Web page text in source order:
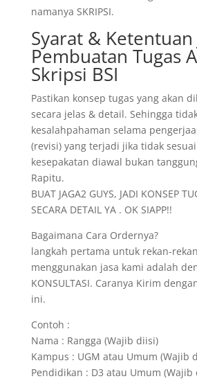
namanya SKRIPSI.
Syarat & Ketentuan
Pembuatan Tugas
Skripsi BSI
Pastikan konsep tugas yang akan
secara jelas & detail. Sehingga
kesalahpahaman selama
(revisi) yang terjadi jika tidak
kesepakatan diawal bukan
Rapitu.
BUAT JAGA2 GUYS, JADI KONSEP
SECARA DETAIL YA . OK SIAPP!!
Bagaimana Cara Ordernya?
langkah pertama untuk rekan-
menggunakan jasa kami adalah
KONSULTASI. Caranya Kirim
ini.
Contoh :
Nama : Rangga (Wajib diisi)
Kampus : UGM atau Umum (Wajib
Pendidikan : D3 atau Umum (Wajib